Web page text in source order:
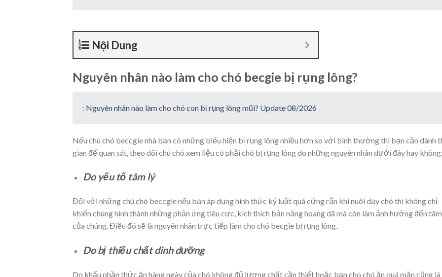
Nội Dung
Nguyên nhân nào làm cho chó becgie bị rụng lông?
: Nguyên nhân nào làm cho chó con bị rụng lông mũi? Update 08/2026
Nếu chú chó beccgie nhà bạn có những biểu hiện bị rụng lông nhiều hơn so với bình thường thì bạn cần dành
gian để quan sát, theo dõi chú chó xem liệu có phải chó bị rụng lông do những nguyên nhân dưới đây hay không:
Do yếu tố tâm lý
Đối với những chú chó beccgie nếu bạn áp dụng hình thức kỷ luật quá cứng rắn khi nuôi dạy chó thì không chỉ
khiến chúng hình thành những phản ứng tiêu cực, kích thích bản năng hoang dã mà còn làm ảnh hưởng đến
của chúng. Điều đó sẽ là nguyên nhân trực tiếp làm cho chó becgie bị rụng lông.
Do bị thiếu chất dinh dưỡng
Do khẩu phần thức ăn hàng ngày của chó không đủ lượng chất cần thiết hoặc bạn cho chó ăn quá mặn cũng là